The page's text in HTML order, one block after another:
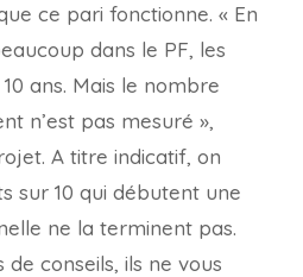
ce pari fonctionne. « En
dans le PF, les
ans. Mais le nombre
n’est pas mesuré »,
A titre indicatif, on
sur 10 qui débutent une
ne la terminent pas.
de conseils, ils ne vous